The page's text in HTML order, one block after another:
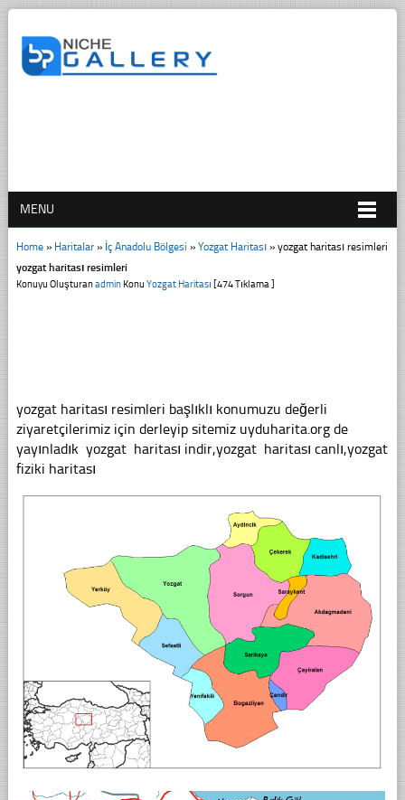
MENU
Home» Haritalar» İç Anadolu Bölgesi » Yozgat Haritası» yozgat haritası resimleri
yozgat haritası resimleri
Konuyu OluşturanadminKonu Yozgat Haritası [474 Tıklama ]
yozgat haritası resimleri başlıklı konumuzu değerli
ziyaretçilerimiz için derleyip sitemiz uyduharita.org de
yayınladık yozgat haritası indir,yozgat haritası canlı,yozgat
fiziki haritası